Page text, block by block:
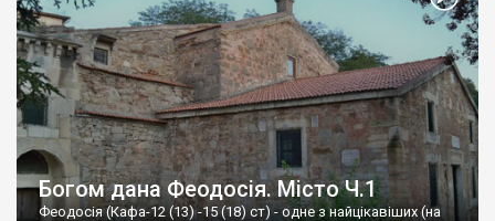
Богом дана Феодосія. Місто Ч.1
Феодосія (Кафа-12 (13) -15 (18) ст) - одне з найцікавіших (на